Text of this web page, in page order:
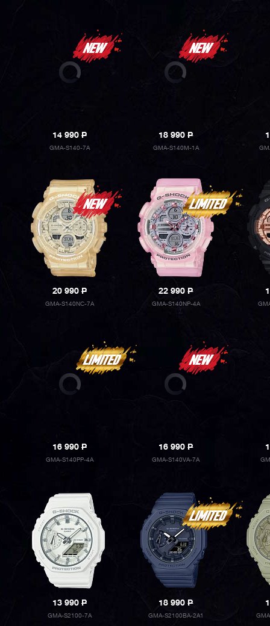
14 990P
GMA-S140-7A
18 990P
GMA-S140M-1A
20 990P
GMA-S140NC-7A
22 990P
GMA-S140NP-4A
16 990P
GMA-S140PP-4A
16 990P
GMA-S140VA-7A
13 990P
GMA-S2100-7A
18 990P
GMA-S2100BA-2A1